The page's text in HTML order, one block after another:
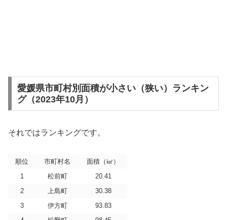
愛媛県市町村別面積が小さい（狭い）ランキン
グ（2023年10月）
それではランキングです。
順位 市町村名
面積（㎢）
1
松前町
20.41
2
上島町
30.38
3
伊方町
93.83